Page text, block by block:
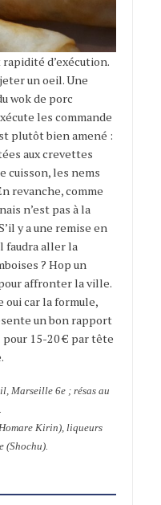
d’exécution.
un oeil. Une
wok de porc
les commande
plutôt bien amené :
aux crevettes
cuisson, les nems
revanche, comme
n’est pas à la
y a une remise en
faudra aller la
? Hop un
affronter la ville.
car la formule,
un bon rapport
15-20 € par tête
Marseille 6e ; résas au
Kirin), liqueurs
(Shochu).